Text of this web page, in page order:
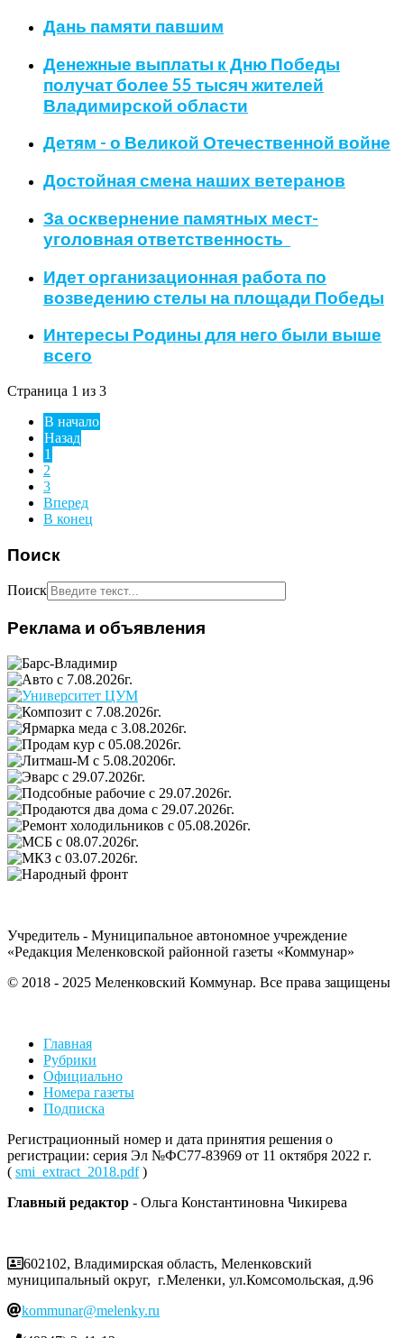
Дань памяти павшим
Денежные выплаты к Дню Победы
получат более 55 тысяч жителей
Владимирской области
Детям - о Великой Отечественной войне
Достойная смена наших ветеранов
За осквернение памятных мест-
уголовная ответственность
Идет организационная работа по
возведению стелы на площади Победы
Интересы Родины для него были выше
всего
Страница 1 из 3
В начало
Назад
1
2
3
Вперед
В конец
Поиск
Поиск
Реклама и объявления
Учредитель - Муниципальное автономное учреждение
«Редакция Меленковской районной газеты «Коммунар»
© 2018 - 2025 Меленковский Коммунар. Все права защищены
Главная
Рубрики
Официально
Номера газеты
Подписка
Регистрационный номер и дата принятия решения о
регистрации: серия Эл №ФС77-83969 от 11 октября 2022 г.
( smi_extract_2018.pdf)
Главный редактор - Ольга Константиновна Чикирева
602102, Владимирская область, Меленковский
муниципальный округ, г.Меленки, ул.Комсомольская, д.96
kommunar@melenky.ru